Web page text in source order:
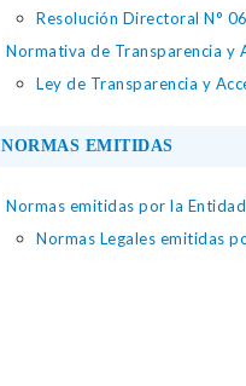
Resolución Directoral N°
Normativa de Transparencia y
Ley de Transparencia y
NORMAS EMITIDAS
Normas emitidas por la Entidad
Normas Legales emitidas